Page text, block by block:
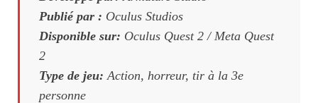
Publié par : Oculus Studios
Disponible sur: Oculus Quest 2 / Meta Quest
2
Type de jeu: Action, horreur, tir à la 3e
personne